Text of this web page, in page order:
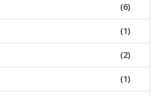
(6)
(1)
(2)
(1)